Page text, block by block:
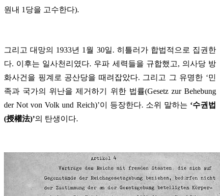
원내 1당을 고수한다).
그리고 대망의 1933년 1월 30일. 히틀러가 합법적으로 집권한
다. 이후는 일사천리였다. 우파 세력들을 규합했고, 의사당 방
화사건을 핑계로 공산당을 때려잡았다. 그리고 그 유명한 ‘민
족과 국가의 위난을 제거하기 위한 법률(Gesetz zur Behebung
der Not von Volk und Reich)’이 등장한다. 소위 말하는 ‘수권법
(授權法)’의 탄생이다.